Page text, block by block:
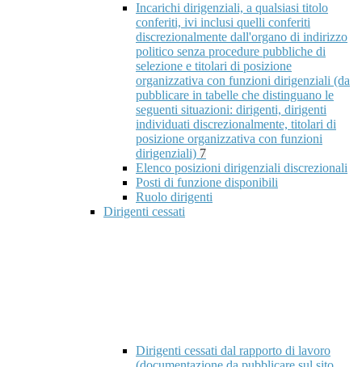
Incarichi dirigenziali, a qualsiasi titolo
conferiti, ivi inclusi quelli conferiti
discrezionalmente dall'organo di indirizzo
politico senza procedure pubbliche di
selezione e titolari di posizione
organizzativa con funzioni dirigenziali (da
pubblicare in tabelle che distinguano le
seguenti situazioni: dirigenti, dirigenti
individuati discrezionalmente, titolari di
posizione organizzativa con funzioni
dirigenziali) 7
Elenco posizioni dirigenziali discrezionali
Posti di funzione disponibili
Ruolo dirigenti
Dirigenti cessati
Dirigenti cessati dal rapporto di lavoro